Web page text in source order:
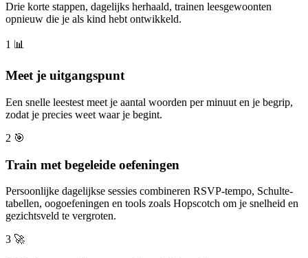
Drie korte stappen, dagelijks herhaald, trainen leesgewoonten
opnieuw die je als kind hebt ontwikkeld.
1 📊
Meet je uitgangspunt
Een snelle leestest meet je aantal woorden per minuut en je begrip,
zodat je precies weet waar je begint.
2 🎯
Train met begeleide oefeningen
Persoonlijke dagelijkse sessies combineren RSVP-tempo, Schulte-
tabellen, oogoefeningen en tools zoals Hopscotch om je snelheid en
gezichtsveld te vergroten.
3 🚀